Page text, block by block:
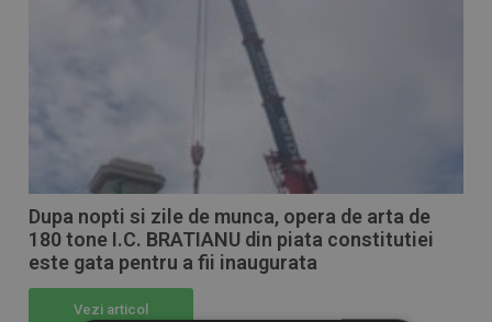
Dupa nopti si zile de munca, opera de arta de
180 tone I.C. BRATIANU din piata constitutiei
este gata pentru a fii inaugurata
Vezi articol